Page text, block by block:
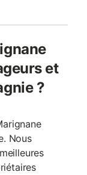
et
?
Nous